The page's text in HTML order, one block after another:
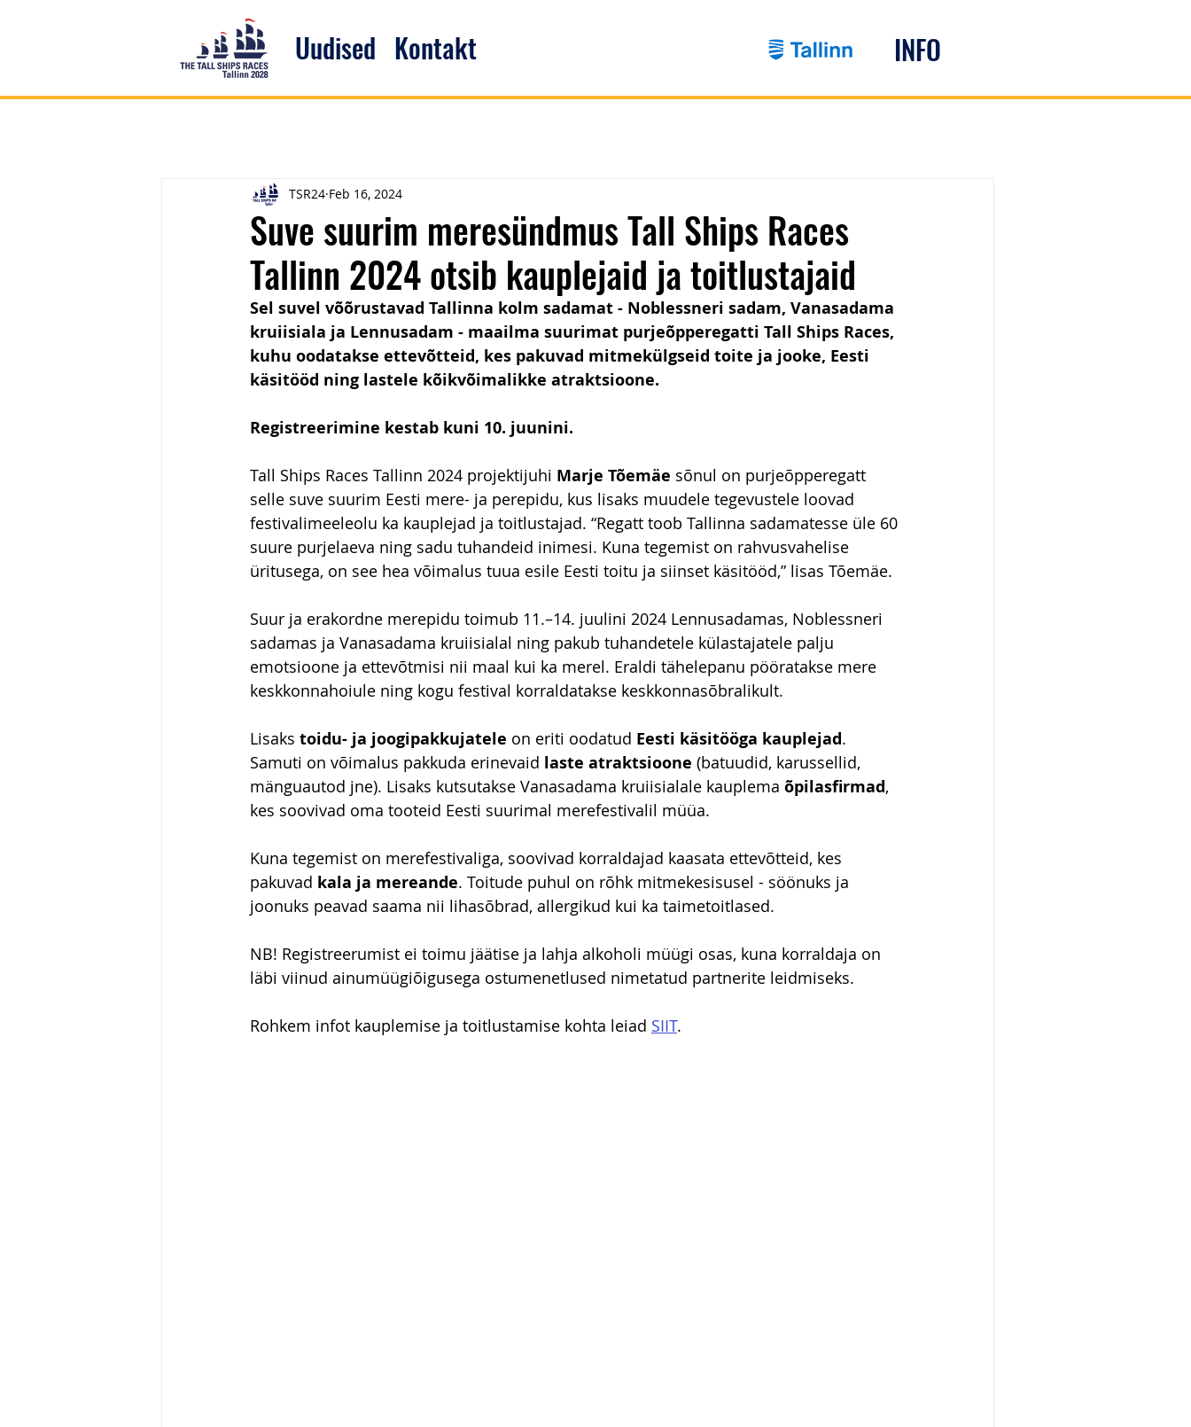
Uudised Kontakt INFO
Suve suurim meresündmus Tall Ships Races
Tallinn 2024 otsib kauplejaid ja toitlustajaid
TSR24 Feb 16, 2024
Sel suvel võõrustavad Tallinna kolm sadamat - Noblessneri sadam, Vanasadama
kruiisiala ja Lennusadam - maailma suurimat purjeõpperegatti Tall Ships Races,
kuhu oodatakse ettevõtteid, kes pakuvad mitmekülgseid toite ja jooke, Eesti
käsitööd ning lastele kõikvõimalikke atraktsioone.
Registreerimine kestab kuni 10. juunini.
Tall Ships Races Tallinn 2024 projektijuhi Marje Tõemäe sõnul on purjeõpperegatt
selle suve suurim Eesti mere- ja perepidu, kus lisaks muudele tegevustele loovad
festivalimeeleolu ka kauplejad ja toitlustajad. “Regatt toob Tallinna sadamatesse üle 60
suure purjelaeva ning sadu tuhandeid inimesi. Kuna tegemist on rahvusvahelise
üritusega, on see hea võimalus tuua esile Eesti toitu ja siinset käsitööd,” lisas Tõemäe.
Suur ja erakordne merepidu toimub 11.–14. juulini 2024 Lennusadamas, Noblessneri
sadamas ja Vanasadama kruiisialal ning pakub tuhandetele külastajatele palju
emotsioone ja ettevõtmisi nii maal kui ka merel. Eraldi tähelepanu pööratakse mere
keskkonnahoiule ning kogu festival korraldatakse keskkonnasõbralikult.
Lisaks toidu- ja joogipakkujatele on eriti oodatud Eesti käsitööga kauplejad.
Samuti on võimalus pakkuda erinevaid laste atraktsioone (batuudid, karussellid,
mänguautod jne). Lisaks kutsutakse Vanasadama kruiisialale kauplema õpilasfirmad,
kes soovivad oma tooteid Eesti suurimal merefestivalil müüa.
Kuna tegemist on merefestivaliga, soovivad korraldajad kaasata ettevõtteid, kes
pakuvad kala ja mereande. Toitude puhul on rõhk mitmekesisusel - söönuks ja
joonuks peavad saama nii lihasõbrad, allergikud kui ka taimetoitlased.
NB! Registreerumist ei toimu jäätise ja lahja alkoholi müügi osas, kuna korraldaja on
läbi viinud ainumüügiõigusega ostumenetlused nimetatud partnerite leidmiseks.
Rohkem infot kauplemise ja toitlustamise kohta leiad SIIT.